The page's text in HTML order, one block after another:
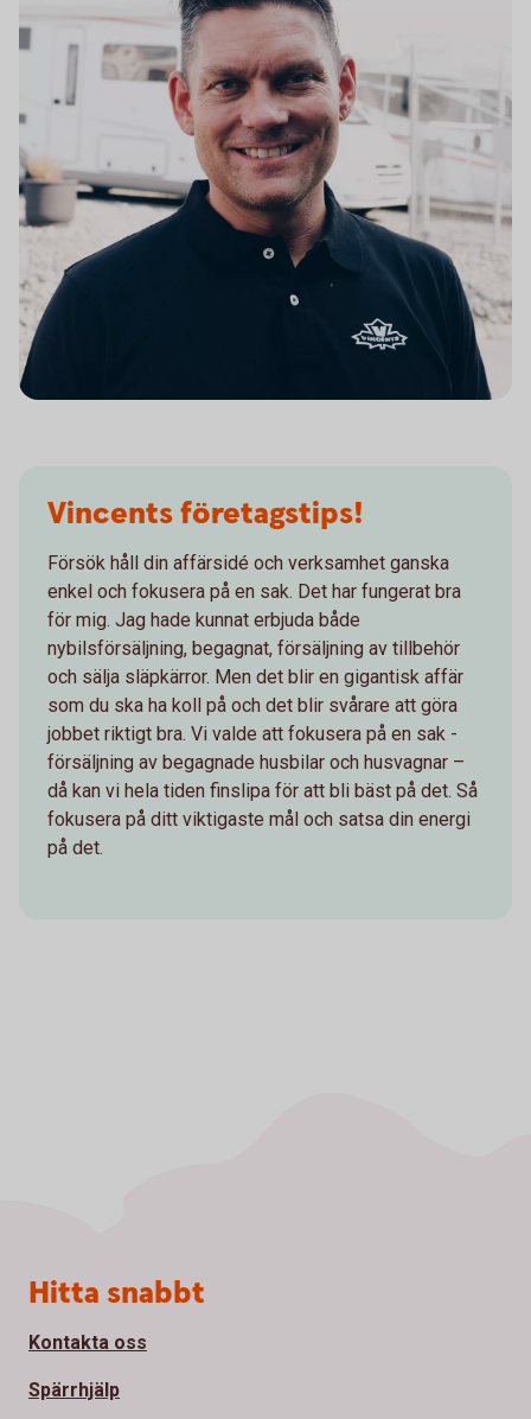
Vincents företagstips!
Försök håll din affärsidé och verksamhet ganska
enkel och fokusera på en sak. Det har fungerat bra
för mig. Jag hade kunnat erbjuda både
nybilsförsäljning, begagnat, försäljning av tillbehör
och sälja släpkärror. Men det blir en gigantisk affär
som du ska ha koll på och det blir svårare att göra
jobbet riktigt bra. Vi valde att fokusera på en sak -
försäljning av begagnade husbilar och husvagnar –
då kan vi hela tiden finslipa för att bli bäst på det. Så
fokusera på ditt viktigaste mål och satsa din energi
på det.
Sidfot
Hitta snabbt
Kontakta oss
Spärrhjälp